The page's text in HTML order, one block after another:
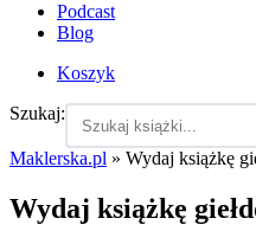
Podcast
Blog
Koszyk
Szukaj:
Maklerska.pl » Wydaj książkę
Wydaj książkę